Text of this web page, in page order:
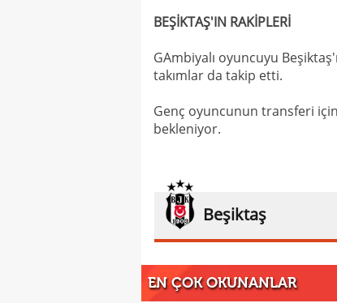
BEŞİKTAŞ'IN RAKİPLERİ
GAmbiyalı oyuncuyu
takımlar da takip etti.
Genç oyuncunun transferi için
bekleniyor.
Beşiktaş
EN ÇOK OKUNANLAR